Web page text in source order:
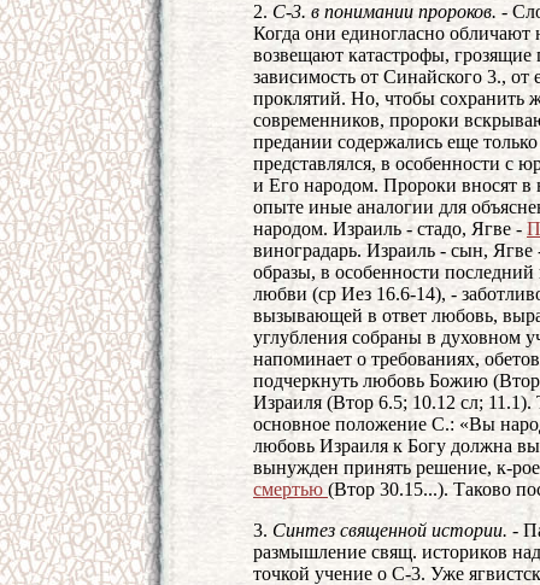
2. С-3. в понимании пророков. -
Когда они единогласно обличают
возвещают катастрофы, грозящие
зависимость от Синайского 3.,
проклятий. Но, чтобы сохранить
современников, пророки
предании содержались еще
представлялся, в особенности с
и Его народом. Пророки вносят в
опыте иные аналогии для
народом. Израиль - стадо, Ягве -
виноградарь. Израиль - сын,
образы, в особенности
любви (ср Иез 16.6-14), -
вызывающей в ответ любовь,
углубления собраны в духовном
напоминает о требованиях,
подчеркнуть любовь Божию
Израиля (Втор 6.5; 10.12 сл;
основное положение С.: «Вы
любовь Израиля к Богу должна
вынужден принять решение, к-
смертью (Втор 30.15...). Таково
3. Синтез священной истории. -
размышление свящ. историков
точкой учение о С-3. Уже